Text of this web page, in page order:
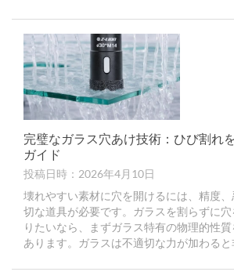
完璧なガラス穴あけ技術：ひび割れ
ガイド
投稿日時：2026年4月10日
壊れやすい素材に穴を開けるには、精度
切な道具が必要です。ガラスを割らずに
りたいなら、まずガラス特有の物理的性
あります。ガラスは不適切な力が加わる